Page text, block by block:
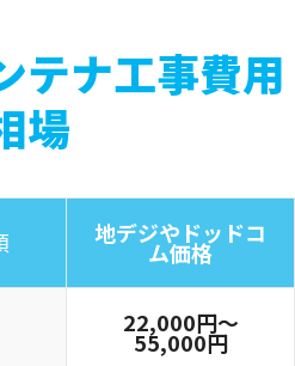
テナ工事費用
場
地デジやドッドコ
ム価格
22,000円〜
55,000円